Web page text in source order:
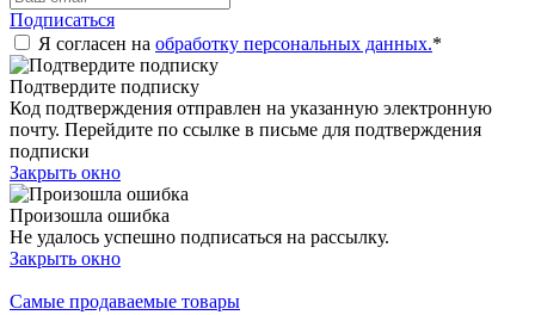
Подписаться
Я согласен на обработку персональных данных.*
Подтвердите подписку
Код подтверждения отправлен на указанную электронную
почту. Перейдите по ссылке в письме для подтверждения
подписки
Закрыть окно
Произошла ошибка
Не удалось успешно подписаться на рассылку.
Закрыть окно
Самые продаваемые товары